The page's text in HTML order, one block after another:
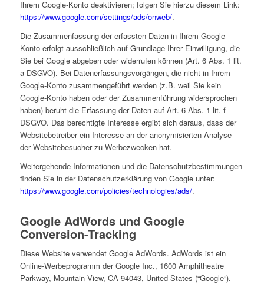
Ihrem Google-Konto deaktivieren; folgen Sie hierzu diesem Link:
https://www.google.com/settings/ads/onweb/.
Die Zusammenfassung der erfassten Daten in Ihrem Google-
Konto erfolgt ausschließlich auf Grundlage Ihrer Einwilligung, die
Sie bei Google abgeben oder widerrufen können (Art. 6 Abs. 1 lit.
a DSGVO). Bei Datenerfassungsvorgängen, die nicht in Ihrem
Google-Konto zusammengeführt werden (z.B. weil Sie kein
Google-Konto haben oder der Zusammenführung widersprochen
haben) beruht die Erfassung der Daten auf Art. 6 Abs. 1 lit. f
DSGVO. Das berechtigte Interesse ergibt sich daraus, dass der
Websitebetreiber ein Interesse an der anonymisierten Analyse
der Websitebesucher zu Werbezwecken hat.
Weitergehende Informationen und die Datenschutzbestimmungen
finden Sie in der Datenschutzerklärung von Google unter:
https://www.google.com/policies/technologies/ads/.
Google AdWords und Google
Conversion-Tracking
Diese Website verwendet Google AdWords. AdWords ist ein
Online-Werbeprogramm der Google Inc., 1600 Amphitheatre
Parkway, Mountain View, CA 94043, United States (“Google”).